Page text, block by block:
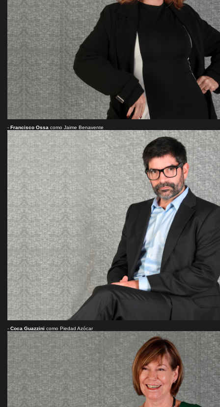
- Francisco Ossa como Jaime Benavente
- Coca Guazzini como Piedad Azócar